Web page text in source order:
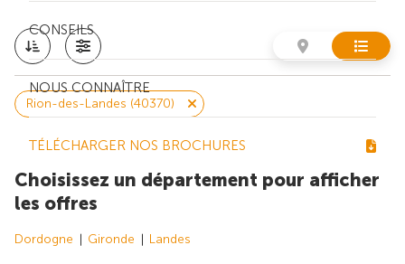
CONSEILS
NOUS CONNAÎTRE
TÉLÉCHARGER NOS BROCHURES
Rion-des-Landes (40370)
Choisissez un département pour afficher
les offres
Dordogne Gironde Landes